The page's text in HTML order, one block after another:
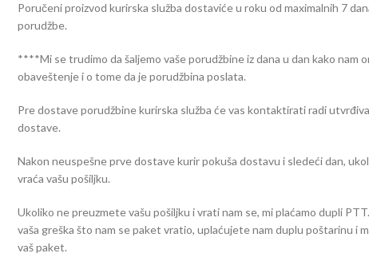
Poručeni proizvod kurirska služba dostaviće u roku od maximalnih 7
porudžbe.
****Mi se trudimo da šaljemo vaše porudžbine iz dana u dan kako nam
obaveštenje i o tome da je porudžbina poslata.
Pre dostave porudžbine kurirska služba će vas kontaktirati radi
dostave.
Nakon neuspešne prve dostave kurir pokuša dostavu i sledeći dan,
vraća vašu pošiljku.
Ukoliko ne preuzmete vašu pošiljku i vrati nam se, mi plaćamo dupli
vaša greška što nam se paket vratio, uplaćujete nam duplu poštarinu i
vaš paket.